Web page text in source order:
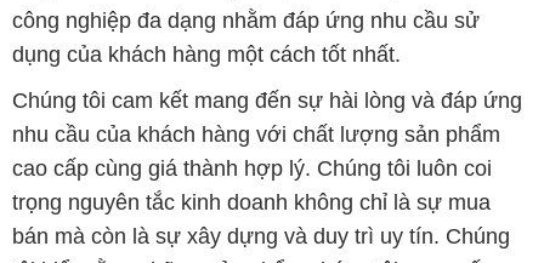
công nghiệp đa dạng nhằm đáp ứng nhu cầu sử
dụng của khách hàng một cách tốt nhất.
Chúng tôi cam kết mang đến sự hài lòng và đáp ứng
nhu cầu của khách hàng với chất lượng sản phẩm
cao cấp cùng giá thành hợp lý. Chúng tôi luôn coi
trọng nguyên tắc kinh doanh không chỉ là sự mua
bán mà còn là sự xây dựng và duy trì uy tín. Chúng